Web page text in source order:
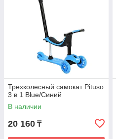
Трехколесный самокат Pituso
3 в 1 Blue/Синий
В наличии
20 160 ₸